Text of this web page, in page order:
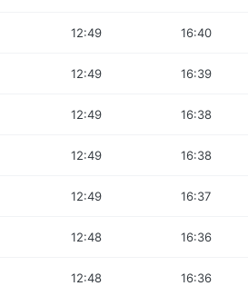
12:49 16:40
12:49 16:39
12:49 16:38
12:49 16:38
12:49 16:37
12:48 16:36
12:48 16:36